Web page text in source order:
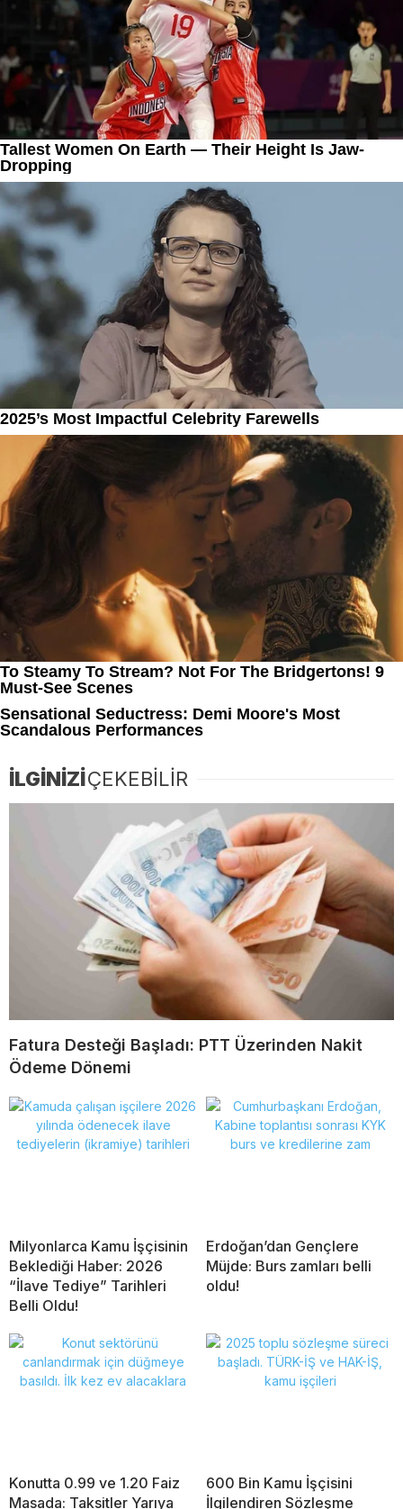
İLGİNİZİÇEKEBİLİR
Fatura Desteği Başladı: PTT Üzerinden Nakit
Ödeme Dönemi
Milyonlarca Kamu İşçisinin
Beklediği Haber: 2026
“İlave Tediye” Tarihleri
Belli Oldu!
Erdoğan’dan Gençlere
Müjde: Burs zamları belli
oldu!
Konutta 0.99 ve 1.20 Faiz
Masada: Taksitler Yarıya
600 Bin Kamu İşçisini
İlgilendiren Sözleşme